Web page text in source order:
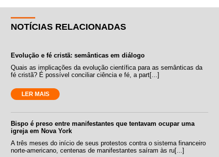
NOTÍCIAS RELACIONADAS
Evolução e fé cristã: semânticas em diálogo
Quais as implicações da evolução científica para as semânticas da
fé cristã? É possível conciliar ciência e fé, a part[...]
LER MAIS
Bispo é preso entre manifestantes que tentavam ocupar uma
igreja em Nova York
A três meses do início de seus protestos contra o sistema financeiro
norte-americano, centenas de manifestantes saíram às ru[...]